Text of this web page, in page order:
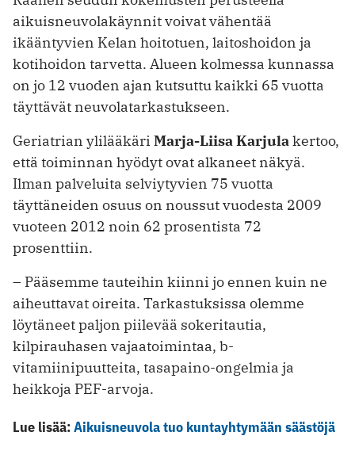
aikuisneuvolakäynnit voivat vähentää
ikääntyvien Kelan hoitotuen, laitoshoidon ja
kotihoidon tarvetta. Alueen kolmessa kunnassa
on jo 12 vuoden ajan kutsuttu kaikki 65 vuotta
täyttävät neuvolatarkastukseen.
Geriatrian ylilääkäri Marja-Liisa Karjulakertoo,
että toiminnan hyödyt ovat alkaneet näkyä.
Ilman palveluita selviytyvien 75 vuotta
täyttäneiden osuus on noussut vuodesta 2009
vuoteen 2012 noin 62 prosentista 72
prosenttiin.
– Pääsemme tauteihin kiinni jo ennen kuin ne
aiheuttavat oireita. Tarkastuksissa olemme
löytäneet paljon piilevää sokeritautia,
kilpirauhasen vajaatoimintaa, b-
vitamiinipuutteita, tasapaino-ongelmia ja
heikkoja PEF-arvoja.
Lue lisää:Aikuisneuvola tuo kuntayhtymään säästöjä